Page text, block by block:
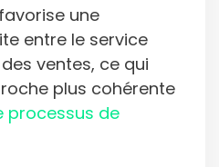
une
entre le service
ventes, ce qui
plus cohérente
processus de